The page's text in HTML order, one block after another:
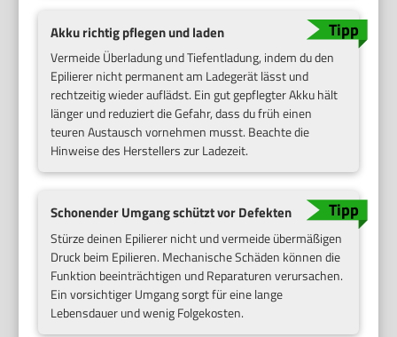
Akku richtig pflegen und laden
Vermeide Überladung und Tiefentladung, indem du den
Epilierer nicht permanent am Ladegerät lässt und
rechtzeitig wieder auflädst. Ein gut gepflegter Akku hält
länger und reduziert die Gefahr, dass du früh einen
teuren Austausch vornehmen musst. Beachte die
Hinweise des Herstellers zur Ladezeit.
Schonender Umgang schützt vor Defekten
Stürze deinen Epilierer nicht und vermeide übermäßigen
Druck beim Epilieren. Mechanische Schäden können die
Funktion beeinträchtigen und Reparaturen verursachen.
Ein vorsichtiger Umgang sorgt für eine lange
Lebensdauer und wenig Folgekosten.